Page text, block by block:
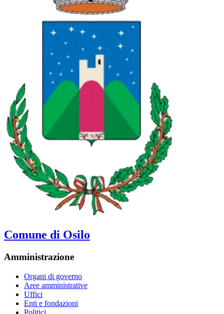
Comune di Osilo
Amministrazione
Organi di governo
Aree amministrative
Uffici
Enti e fondazioni
Politici